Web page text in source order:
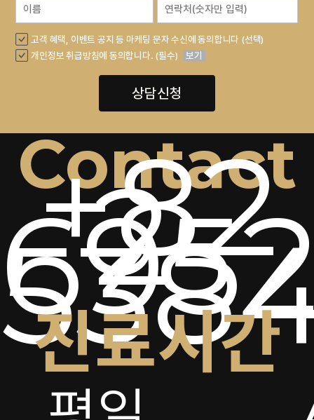
고객 혜택, 이벤트 공지 등 마케팅 문자 수신에 동의합니다 (선택)
개인정보 취급방침에 동의합니다. (필수)
보기
상담신청
Contact
+82
2-
진료시간